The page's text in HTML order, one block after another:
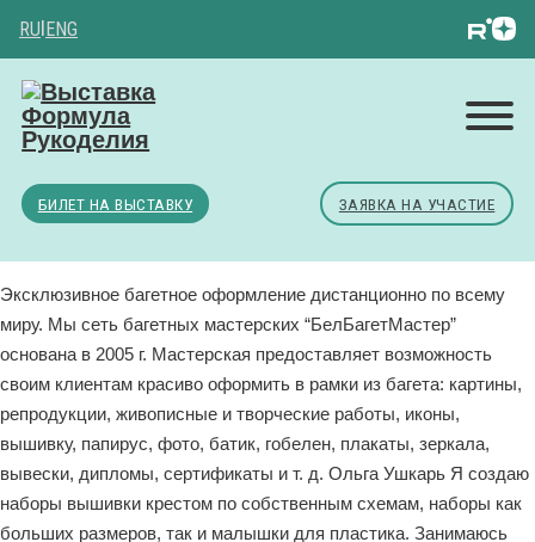
RU|ENG
БИЛЕТ НА ВЫСТАВКУ ЗАЯВКА НА УЧАСТИЕ
Эксклюзивное багетное оформление дистанционно по всему
миру. Мы сеть багетных мастерских “БелБагетМастер”
основана в 2005 г. Мастерская предоставляет возможность
своим клиентам красиво оформить в рамки из багета: картины,
репродукции, живописные и творческие работы, иконы,
вышивку, папирус, фото, батик, гобелен, плакаты, зеркала,
вывески, дипломы, сертификаты и т. д. Ольга Ушкарь Я создаю
наборы вышивки крестом по собственным схемам, наборы как
больших размеров, так и малышки для пластика. Занимаюсь